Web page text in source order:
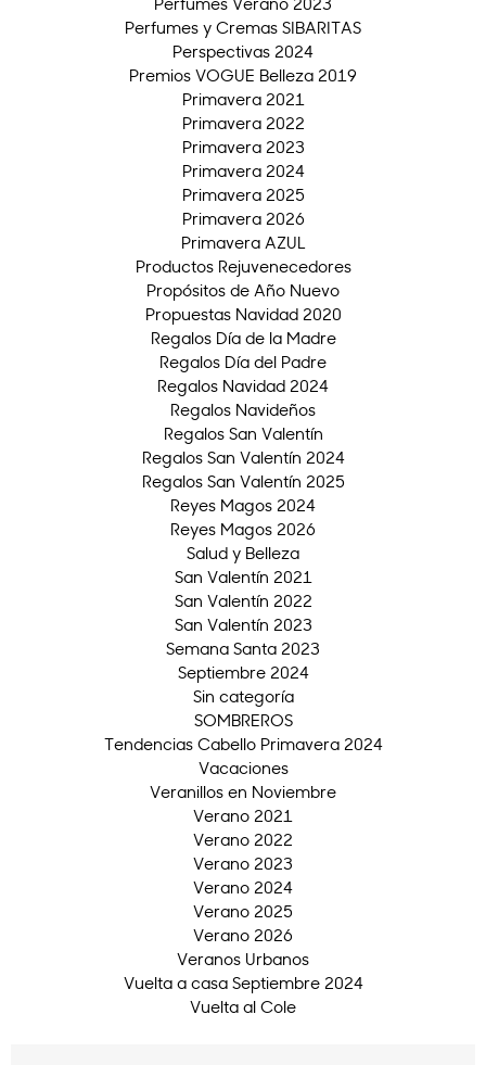
Perfumes y Cremas SIBARITAS
Perspectivas 2024
Premios VOGUE Belleza 2019
Primavera 2021
Primavera 2022
Primavera 2023
Primavera 2024
Primavera 2025
Primavera 2026
Primavera AZUL
Productos Rejuvenecedores
Propósitos de Año Nuevo
Propuestas Navidad 2020
Regalos Día de la Madre
Regalos Día del Padre
Regalos Navidad 2024
Regalos Navideños
Regalos San Valentín
Regalos San Valentín 2024
Regalos San Valentín 2025
Reyes Magos 2024
Reyes Magos 2026
Salud y Belleza
San Valentín 2021
San Valentín 2022
San Valentín 2023
Semana Santa 2023
Septiembre 2024
Sin categoría
SOMBREROS
Tendencias Cabello Primavera 2024
Vacaciones
Veranillos en Noviembre
Verano 2021
Verano 2022
Verano 2023
Verano 2024
Verano 2025
Verano 2026
Veranos Urbanos
Vuelta a casa Septiembre 2024
Vuelta al Cole